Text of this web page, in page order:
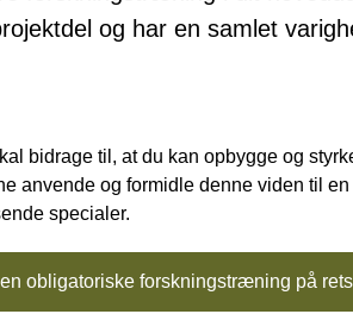
og har en samlet
bidrage til, at du kan opbygge og
anvende og formidle denne viden til
specialer.
obligatoriske forskningstræning på